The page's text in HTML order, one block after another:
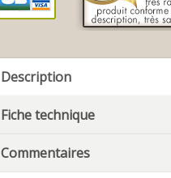
Description
Fiche technique
Commentaires